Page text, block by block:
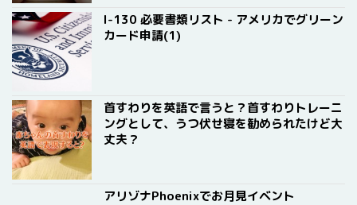
I-130 必要書類リスト - アメリカでグリーン
カード申請(1)
首すわりを英語で言うと？首すわりトレーニ
ングとして、うつ伏せ寝を勧められたけど大
丈夫？
アリゾナPhoenixでお月見イベント